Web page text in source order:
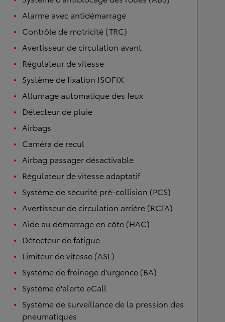
Alarme avec antidémarrage
Contrôle de motricité (TRC)
Avertisseur de circulation avant
Régulateur de vitesse
Système de fixation ISOFIX
Allumage automatique des feux
Détecteur de pluie
Airbags
Caméra de recul
Airbag passager désactivable
Régulateur de vitesse adaptatif
Système de sécurité pré-collision (PCS)
Avertisseur de circulation arrière (RCTA)
Aide au démarrage en côte (HAC)
Détecteur de fatigue
Limiteur de vitesse (ASL)
Système de freinage d'urgence (BA)
Système d'alerte eCall
Système de surveillance de la pression des
pneumatiques